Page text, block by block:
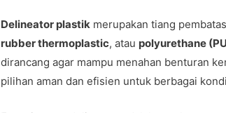
Delineator plastik merupakan tiang
rubber thermoplastic, atau polyurethane
dirancang agar mampu menahan benturan
pilihan aman dan efisien untuk berbagai